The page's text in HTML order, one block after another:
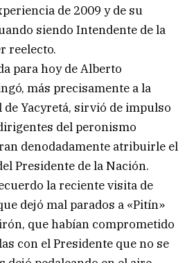
de 2009 y de su
siendo Intendente de la
reelecto.
para hoy de Alberto
más precisamente a la
Yacyretá, sirvió de impulso
del peronismo
denodadamente atribuirle el
Presidente de la Nación.
la reciente visita de
dejó mal parados a «Pitín»
que habían comprometido
con el Presidente que no se